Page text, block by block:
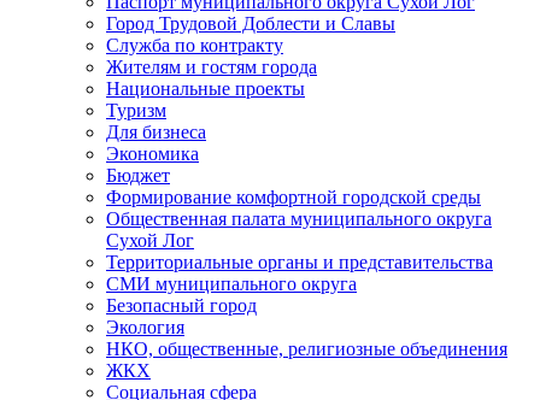
Город Трудовой Доблести и Славы
Служба по контракту
Жителям и гостям города
Национальные проекты
Туризм
Для бизнеса
Экономика
Бюджет
Формирование комфортной городской среды
Общественная палата муниципального округа
Сухой Лог
Территориальные органы и представительства
СМИ муниципального округа
Безопасный город
Экология
НКО, общественные, религиозные объединения
ЖКХ
Социальная сфера